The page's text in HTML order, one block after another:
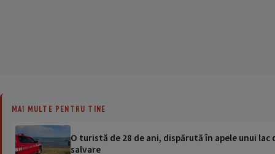
MAI MULTE PENTRU TINE
O turistă de 28 de ani, dispărută în apele unui
salvare